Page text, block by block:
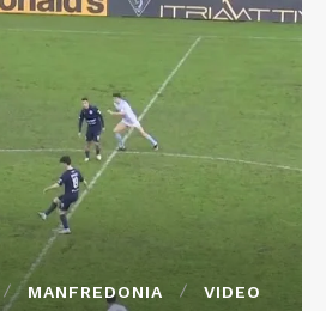
MANFREDONIA VIDEO